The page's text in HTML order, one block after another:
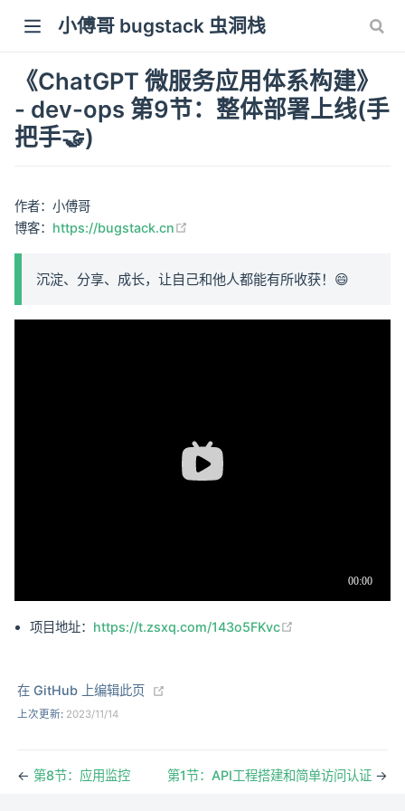
小傅哥 bugstack 虫洞栈
《ChatGPT 微服务应用体系构建》
- dev-ops 第9节：整体部署上线(手
把手🤝)
作者：小傅哥
博客： https://bugstack.cn
沉淀、分享、成长，让自己和他人都能有所收获！😄
项目地址： https://t.zsxq.com/143o5FKvc
在 GitHub 上编辑此页
上次更新: 2023/11/14
← 第8节：应用监控 第1节：API工程搭建和简单访问认证 →